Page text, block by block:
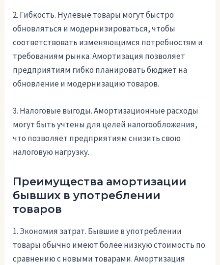
2. Гибкость. Нулевые товары могут быстро
обновляться и модернизироваться, чтобы
соответствовать изменяющимся потребностям и
требованиям рынка. Амортизация позволяет
предприятиям гибко планировать бюджет на
обновление и модернизацию товаров.
3. Налоговые выгоды. Амортизационные расходы
могут быть учтены для целей налогообложения,
что позволяет предприятиям снизить свою
налоговую нагрузку.
Преимущества амортизации
бывших в употреблении
товаров
1. Экономия затрат. Бывшие в употреблении
товары обычно имеют более низкую стоимость по
сравнению с новыми товарами. Амортизация